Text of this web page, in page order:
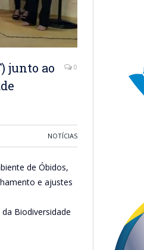
junto ao
0
NOTÍCIAS
de Óbidos,
e ajustes
Biodiversidade